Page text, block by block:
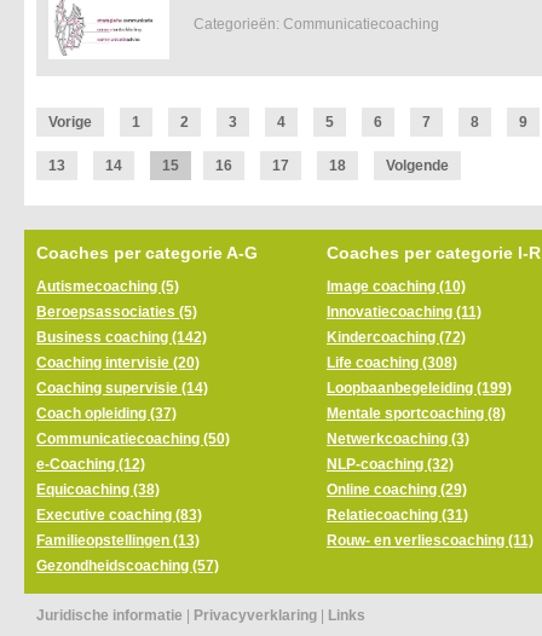
Categorieën: Communicatiecoaching
Vorige 1 2 3 4 5 6 7 8 9
13 14 15 16 17 18 Volgende
Coaches per categorie A-G
Autismecoaching (5)
Beroepsassociaties (5)
Business coaching (142)
Coaching intervisie (20)
Coaching supervisie (14)
Coach opleiding (37)
Communicatiecoaching (50)
e-Coaching (12)
Equicoaching (38)
Executive coaching (83)
Familieopstellingen (13)
Gezondheidscoaching (57)
Coaches per categorie I-R
Image coaching (10)
Innovatiecoaching (11)
Kindercoaching (72)
Life coaching (308)
Loopbaanbegeleiding (199)
Mentale sportcoaching (8)
Netwerkcoaching (3)
NLP-coaching (32)
Online coaching (29)
Relatiecoaching (31)
Rouw- en verliescoaching (11)
Juridische informatie Privacyverklaring Links